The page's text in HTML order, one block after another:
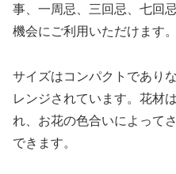
事、一周忌、三回忌、七回
機会にご利用いただけます。
サイズはコンパクトであり
レンジされています。花材
れ、お花の色合いによって
できます。